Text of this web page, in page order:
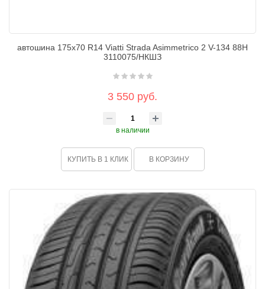
автошина 175х70 R14 Viatti Strada Asimmetrico 2 V-134 88H
3110075/НКШЗ
3 550 руб.
в наличии
КУПИТЬ В 1 КЛИК В КОРЗИНУ